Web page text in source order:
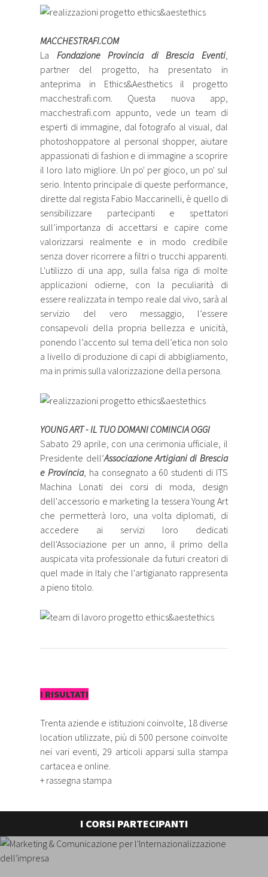
MACCHESTRAFI.COM
La Fondazione Provincia di Brescia Eventi,
partner del progetto, ha presentato in
anteprima in Ethics&Aesthetics il progetto
macchestrafi.com. Questa nuova app,
macchestrafi.com appunto, vede un team di
esperti di immagine, dal fotografo al visual, dal
photoshoppatore al personal shopper, aiutare
appassionati di fashion e di immagine a scoprire
il loro lato migliore. Un po' per gioco, un po' sul
serio. Intento principale di queste performance,
dirette dal regista Fabio Maccarinelli, è quello di
sensibilizzare partecipanti e spettatori
sull’importanza di accettarsi e capire come
valorizzarsi realmente e in modo credibile
senza dover ricorrere a filtri o trucchi apparenti.
L'utilizzo di una app, sulla falsa riga di molte
applicazioni odierne, con la peculiarità di
essere realizzata in tempo reale dal vivo, sarà al
servizio del vero messaggio, l’essere
consapevoli della propria bellezza e unicità,
ponendo l’accento sul tema dell’etica non solo
a livello di produzione di capi di abbigliamento,
ma in primis sulla valorizzazione della persona.
YOUNG ART - IL TUO DOMANI COMINCIA OGGI
Sabato 29 aprile, con una cerimonia ufficiale, il
Presidente dell’Associazione Artigiani di Brescia
e Provincia, ha consegnato a 60 studenti di ITS
Machina Lonati dei corsi di moda, design
dell'accessorio e marketing la tessera Young Art
che permetterà loro, una volta diplomati, di
accedere ai servizi loro dedicati
dell'Associazione per un anno, il primo della
auspicata vita professionale da futuri creatori di
quel made in Italy che l'artigianato rappresenta
a pieno titolo.
I RISULTATI
Trenta aziende e istituzioni coinvolte, 18 diverse
location utilizzate, più di 500 persone coinvolte
nei vari eventi, 29 articoli apparsi sulla stampa
cartacea e online.
+ rassegna stampa
I CORSI PARTECIPANTI